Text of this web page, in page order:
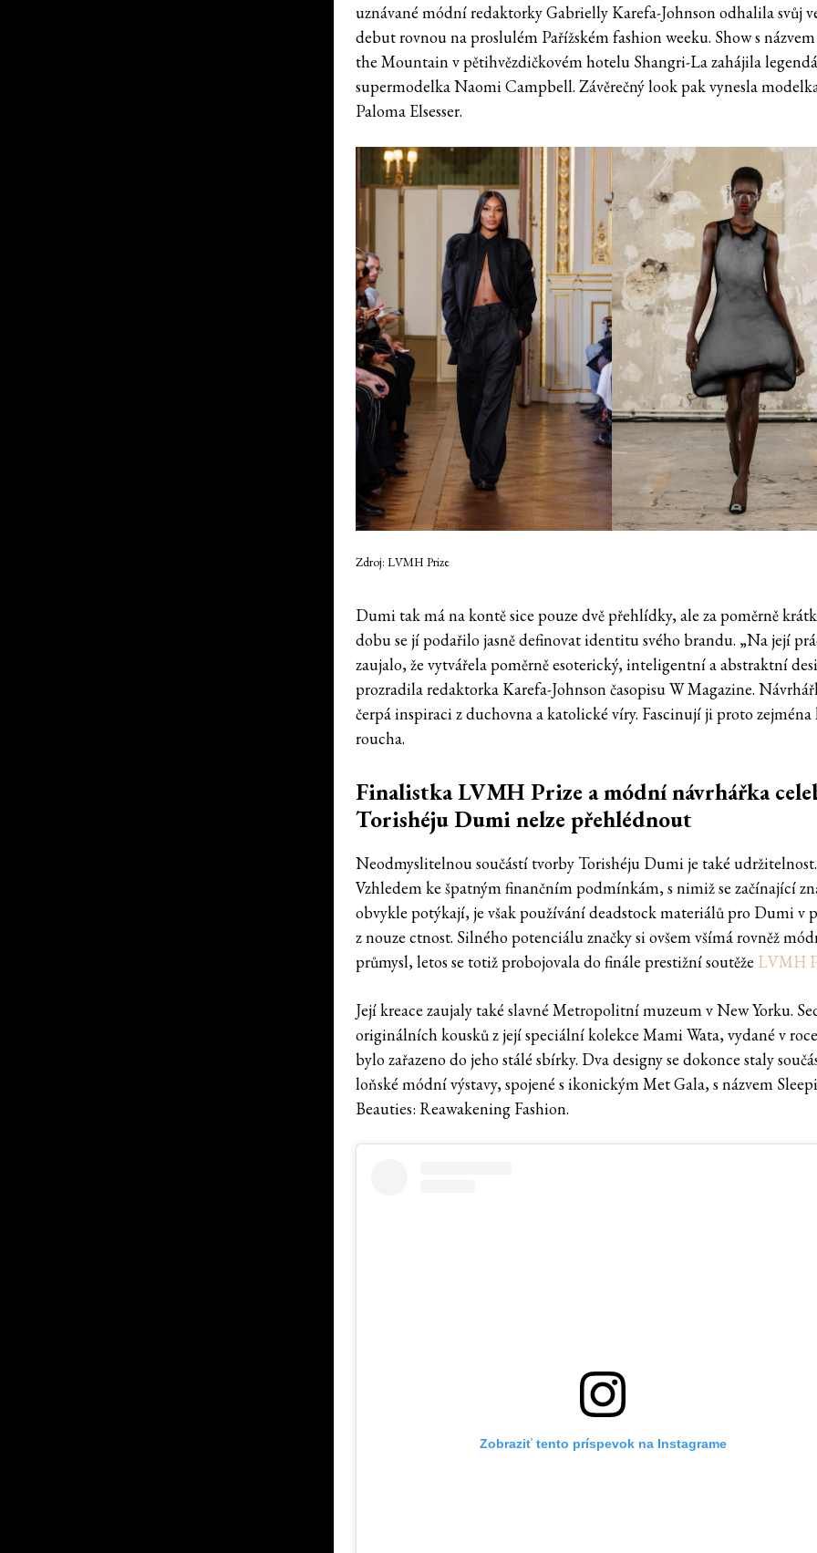
uznávané módní redaktorky Gabrielly Karefa-Johnson odhalila svůj
debut rovnou na proslulém Pařížském fashion weeku. Show s
the Mountain v pětihvězdičkovém hotelu Shangri-La zahájila
supermodelka Naomi Campbell. Závěrečný look pak vynesla
Paloma Elsesser.
Zdroj: LVMH Prize
Dumi tak má na kontě sice pouze dvě přehlídky, ale za poměrně
dobu se jí podařilo jasně definovat identitu svého brandu. „Na její
zaujalo, že vytvářela poměrně esoterický, inteligentní a abstraktní
prozradila redaktorka Karefa-Johnson časopisu W Magazine.
čerpá inspiraci z duchovna a katolické víry. Fascinují ji proto zejména
roucha.
Finalistka LVMH Prize a módní návrhářka
Torishéju Dumi nelze přehlédnout
Neodmyslitelnou součástí tvorby Torishéju Dumi je také udržitelnost.
Vzhledem ke špatným finančním podmínkám, s nimiž se začínající
obvykle potýkají, je však používání deadstock materiálů pro Dumi v
z nouze ctnost. Silného potenciálu značky si ovšem všímá rovněž
průmysl, letos se totiž probojovala do finále prestižní soutěže LVMH
Její kreace zaujaly také slavné Metropolitní muzeum v New Yorku.
originálních kousků z její speciální kolekce Mami Wata, vydané v
bylo zařazeno do jeho stálé sbírky. Dva designy se dokonce staly
loňské módní výstavy, spojené s ikonickým Met Gala, s názvem
Beauties: Reawakening Fashion.
Zobraziť tento príspevok na Instagrame